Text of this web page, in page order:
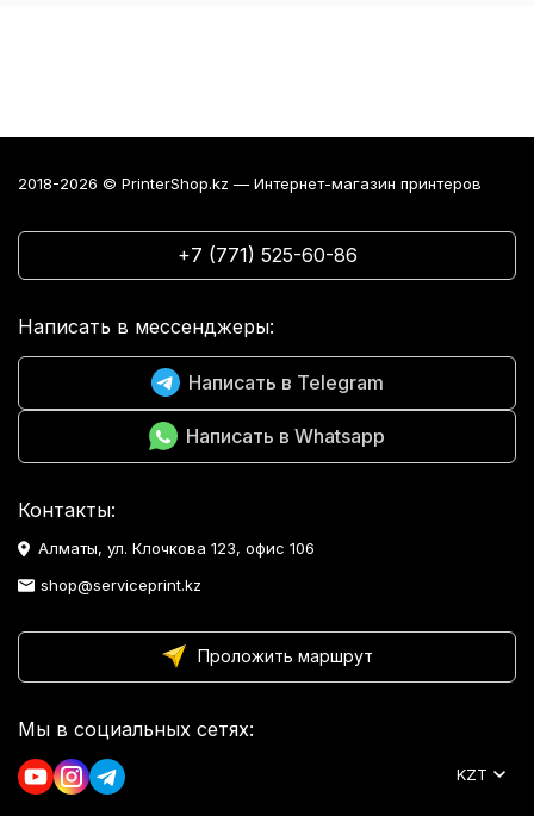
2018-2026 © PrinterShop.kz — Интернет-магазин принтеров
+7 (771) 525-60-86
Написать в мессенджеры:
Написать в Telegram
Написать в Whatsapp
Контакты:
Алматы, ул. Клочкова 123, офис 106
shop@serviceprint.kz
Проложить маршрут
Мы в социальных сетях:
KZT